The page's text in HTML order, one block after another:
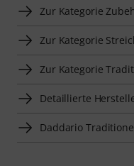
Zur Kategorie
Zur Kategorie
Zur Kategorie
Detaillierte
Daddario